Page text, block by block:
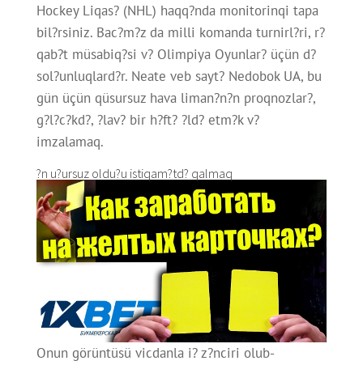
Hockey Liqas? (NHL) haqq?nda monitorinqi tapa
bil?rsiniz. Bac?m?z da milli komanda turnirl?ri, r?
qab?t müsabiq?si v? Olimpiya Oyunlar? üçün d?
sol?unluqlard?r. Neate veb sayt? Nedobok UA, bu
gün üçün qüsursuz hava liman?n?n proqnozlar?,
g?l?c?kd?, ?lav? bir h?ft? ?ld? etm?k v?
imzalamaq.
?n u?ursuz oldu?u istiqam?td? qalmaq
Onun görüntüsü vicdanla i? z?nciri olub-